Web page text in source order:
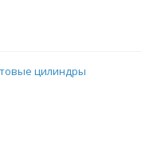
цилиндры